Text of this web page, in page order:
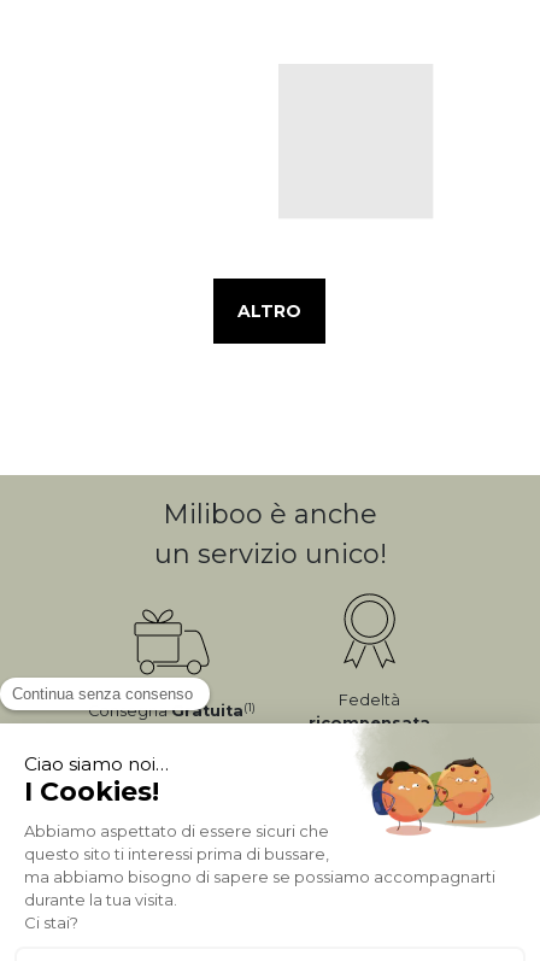
ALTRO
Miliboo è anche
un servizio unico!
ConsegnaGratuita(1)
Fedeltà
ricompensata
Pagamento sicuro